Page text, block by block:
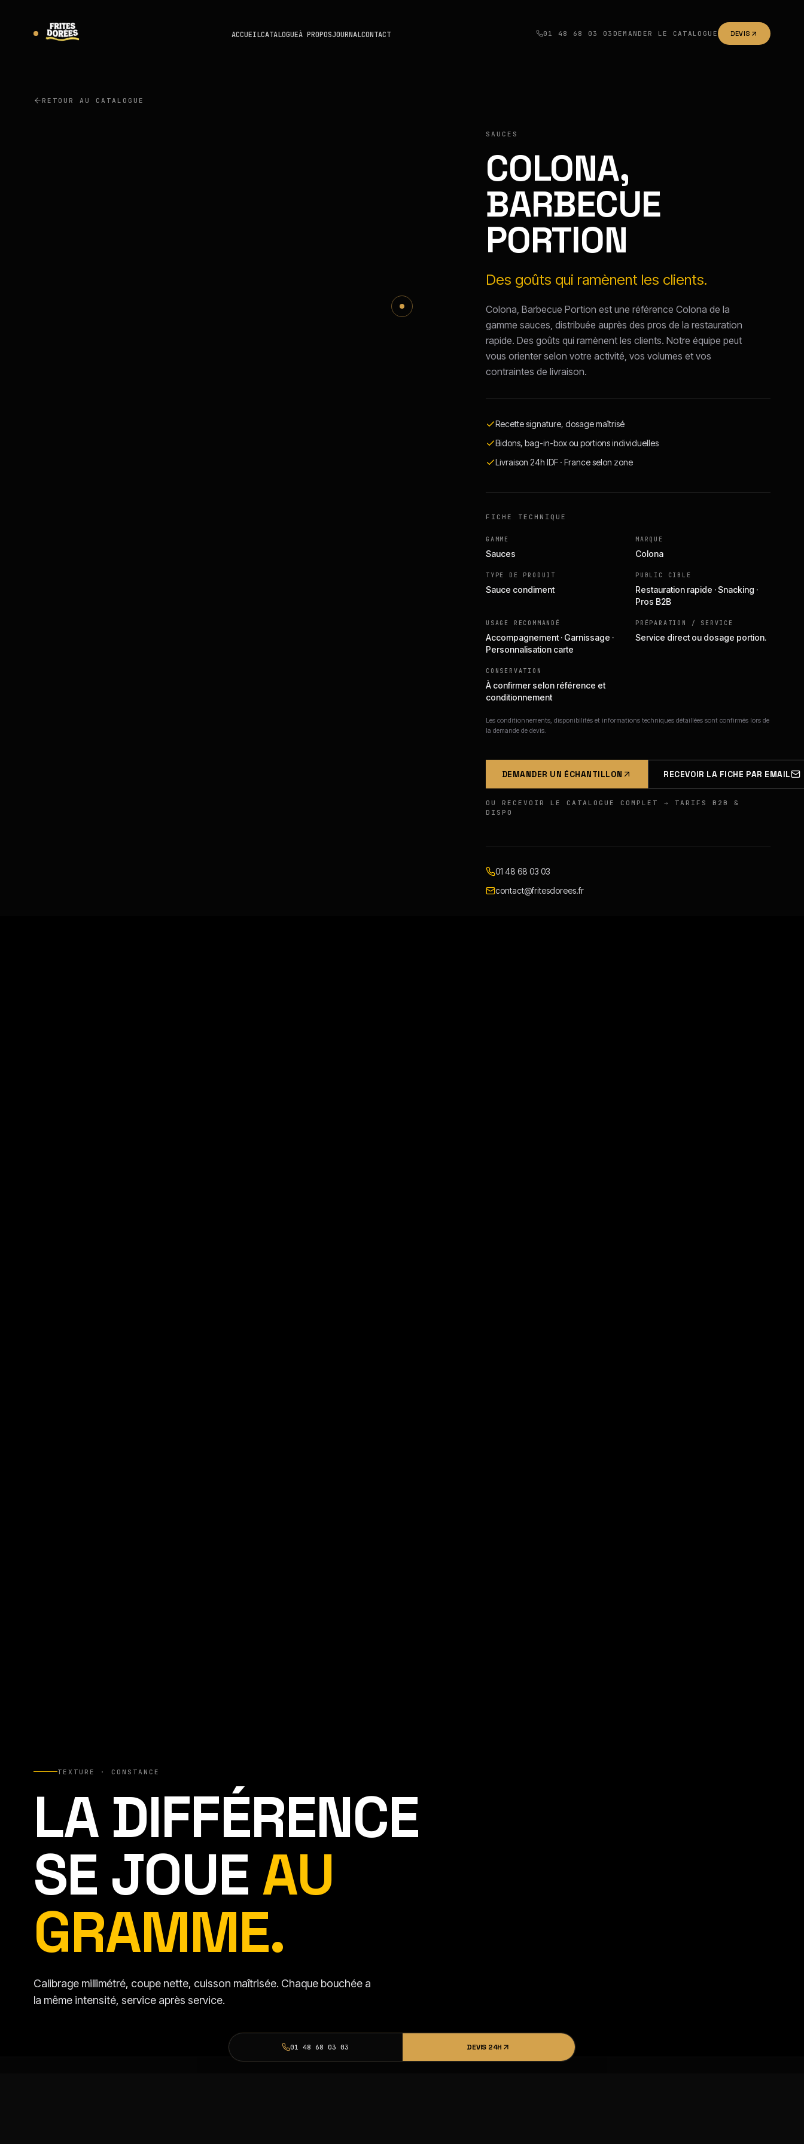
ACCUEILCATALOGUEÀ PROPOSJOURNALCONTACT 01 48 68 03 03 DEMANDER LE CATALOGUE DEVIS
RETOUR AU CATALOGUE
SAUCES
COLONA,
BARBECUE
PORTION
Des goûts qui ramènent les clients.
Colona, Barbecue Portion est une référence Colona de la
gamme sauces, distribuée auprès des pros de la restauration
rapide. Des goûts qui ramènent les clients. Notre équipe peut
vous orienter selon votre activité, vos volumes et vos
contraintes de livraison.
Recette signature, dosage maîtrisé
Bidons, bag-in-box ou portions individuelles
Livraison 24h IDF · France selon zone
FICHE TECHNIQUE
GAMME
Sauces
MARQUE
Colona
TYPE DE PRODUIT
Sauce condiment
PUBLIC CIBLE
Restauration rapide · Snacking ·
Pros B2B
USAGE RECOMMANDÉ
Accompagnement · Garnissage ·
Personnalisation carte
PRÉPARATION / SERVICE
Service direct ou dosage portion.
CONSERVATION
À confirmer selon référence et
conditionnement
Les conditionnements, disponibilités et informations techniques détaillées sont confirmés lors de
la demande de devis.
DEMANDER UN ÉCHANTILLON RECEVOIR LA FICHE PAR EMAIL
OU RECEVOIR LE CATALOGUE COMPLET → TARIFS B2B &
DISPO
01 48 68 03 03
contact@fritesdorees.fr
TEXTURE · CONSTANCE
LA DIFFÉRENCE
SE JOUEAU
GRAMME.
Calibrage millimétré, coupe nette, cuisson maîtrisée. Chaque bouchée a
la même intensité, service après service.
01 48 68 03 03 DEVIS 24H